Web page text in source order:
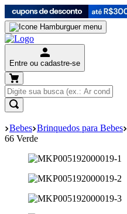
Entre ou cadastre-se
Bebes Brinquedos para Bebes
66 Verde